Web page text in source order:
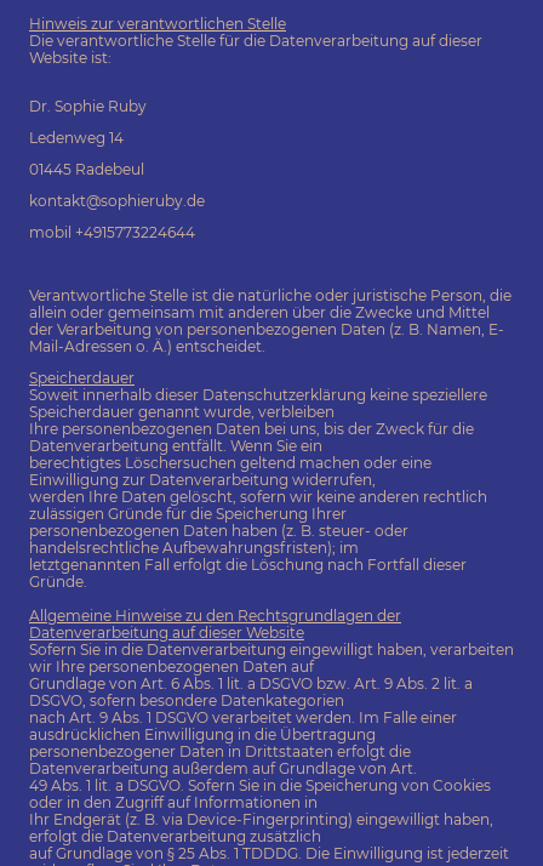
Hinweis zur verantwortlichen Stelle
Die verantwortliche Stelle für die Datenverarbeitung auf dieser
Website ist:
Dr. Sophie Ruby
Ledenweg 14
01445 Radebeul
kontakt@sophieruby.de
mobil +4915773224644
Verantwortliche Stelle ist die natürliche oder juristische Person, die
allein oder gemeinsam mit anderen über die Zwecke und Mittel
der Verarbeitung von personenbezogenen Daten (z. B. Namen, E-
Mail-Adressen o. Ä.) entscheidet.
Speicherdauer
Soweit innerhalb dieser Datenschutzerklärung keine speziellere
Speicherdauer genannt wurde, verbleiben
Ihre personenbezogenen Daten bei uns, bis der Zweck für die
Datenverarbeitung entfällt. Wenn Sie ein
berechtigtes Löschersuchen geltend machen oder eine
Einwilligung zur Datenverarbeitung widerrufen,
werden Ihre Daten gelöscht, sofern wir keine anderen rechtlich
zulässigen Gründe für die Speicherung Ihrer
personenbezogenen Daten haben (z. B. steuer- oder
handelsrechtliche Aufbewahrungsfristen); im
letztgenannten Fall erfolgt die Löschung nach Fortfall dieser
Gründe.
Allgemeine Hinweise zu den Rechtsgrundlagen der
Datenverarbeitung auf dieser Website
Sofern Sie in die Datenverarbeitung eingewilligt haben, verarbeiten
wir Ihre personenbezogenen Daten auf
Grundlage von Art. 6 Abs. 1 lit. a DSGVO bzw. Art. 9 Abs. 2 lit. a
DSGVO, sofern besondere Datenkategorien
nach Art. 9 Abs. 1 DSGVO verarbeitet werden. Im Falle einer
ausdrücklichen Einwilligung in die Übertragung
personenbezogener Daten in Drittstaaten erfolgt die
Datenverarbeitung außerdem auf Grundlage von Art.
49 Abs. 1 lit. a DSGVO. Sofern Sie in die Speicherung von Cookies
oder in den Zugriff auf Informationen in
Ihr Endgerät (z. B. via Device-Fingerprinting) eingewilligt haben,
erfolgt die Datenverarbeitung zusätzlich
auf Grundlage von § 25 Abs. 1 TDDDG. Die Einwilligung ist jederzeit